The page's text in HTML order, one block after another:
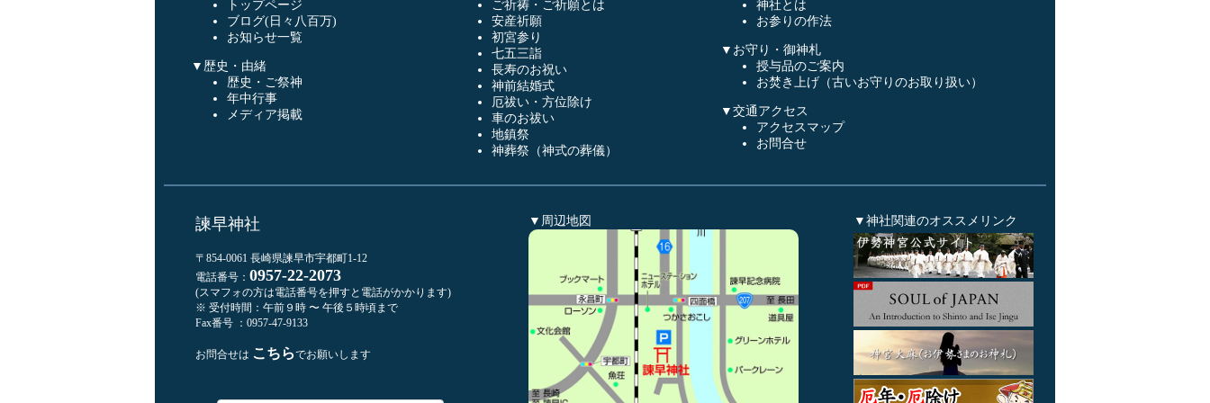
トップページ
ブログ(日々八百万)
お知らせ一覧
▼歴史・由緒
歴史・ご祭神
年中行事
メディア掲載
ご祈祷・ご祈願とは
安産祈願
初宮参り
七五三詣
長寿のお祝い
神前結婚式
厄祓い・方位除け
車のお祓い
地鎮祭
神葬祭（神式の葬儀）
神社とは
お参りの作法
▼お守り・御神札
授与品のご案内
お焚き上げ（古いお守りのお取り扱い）
▼交通アクセス
アクセスマップ
お問合せ
諫早神社
〒854-0061 長崎県諫早市宇都町1-12
電話番号： 0957-22-2073
(スマフォの方は電話番号を押すと電話がかかります)
※ 受付時間：午前９時 〜 午後５時頃まで
Fax番号 ：0957-47-9133
お問合せは こちらでお願いします
▼周辺地図 ▼神社関連のオススメリンク